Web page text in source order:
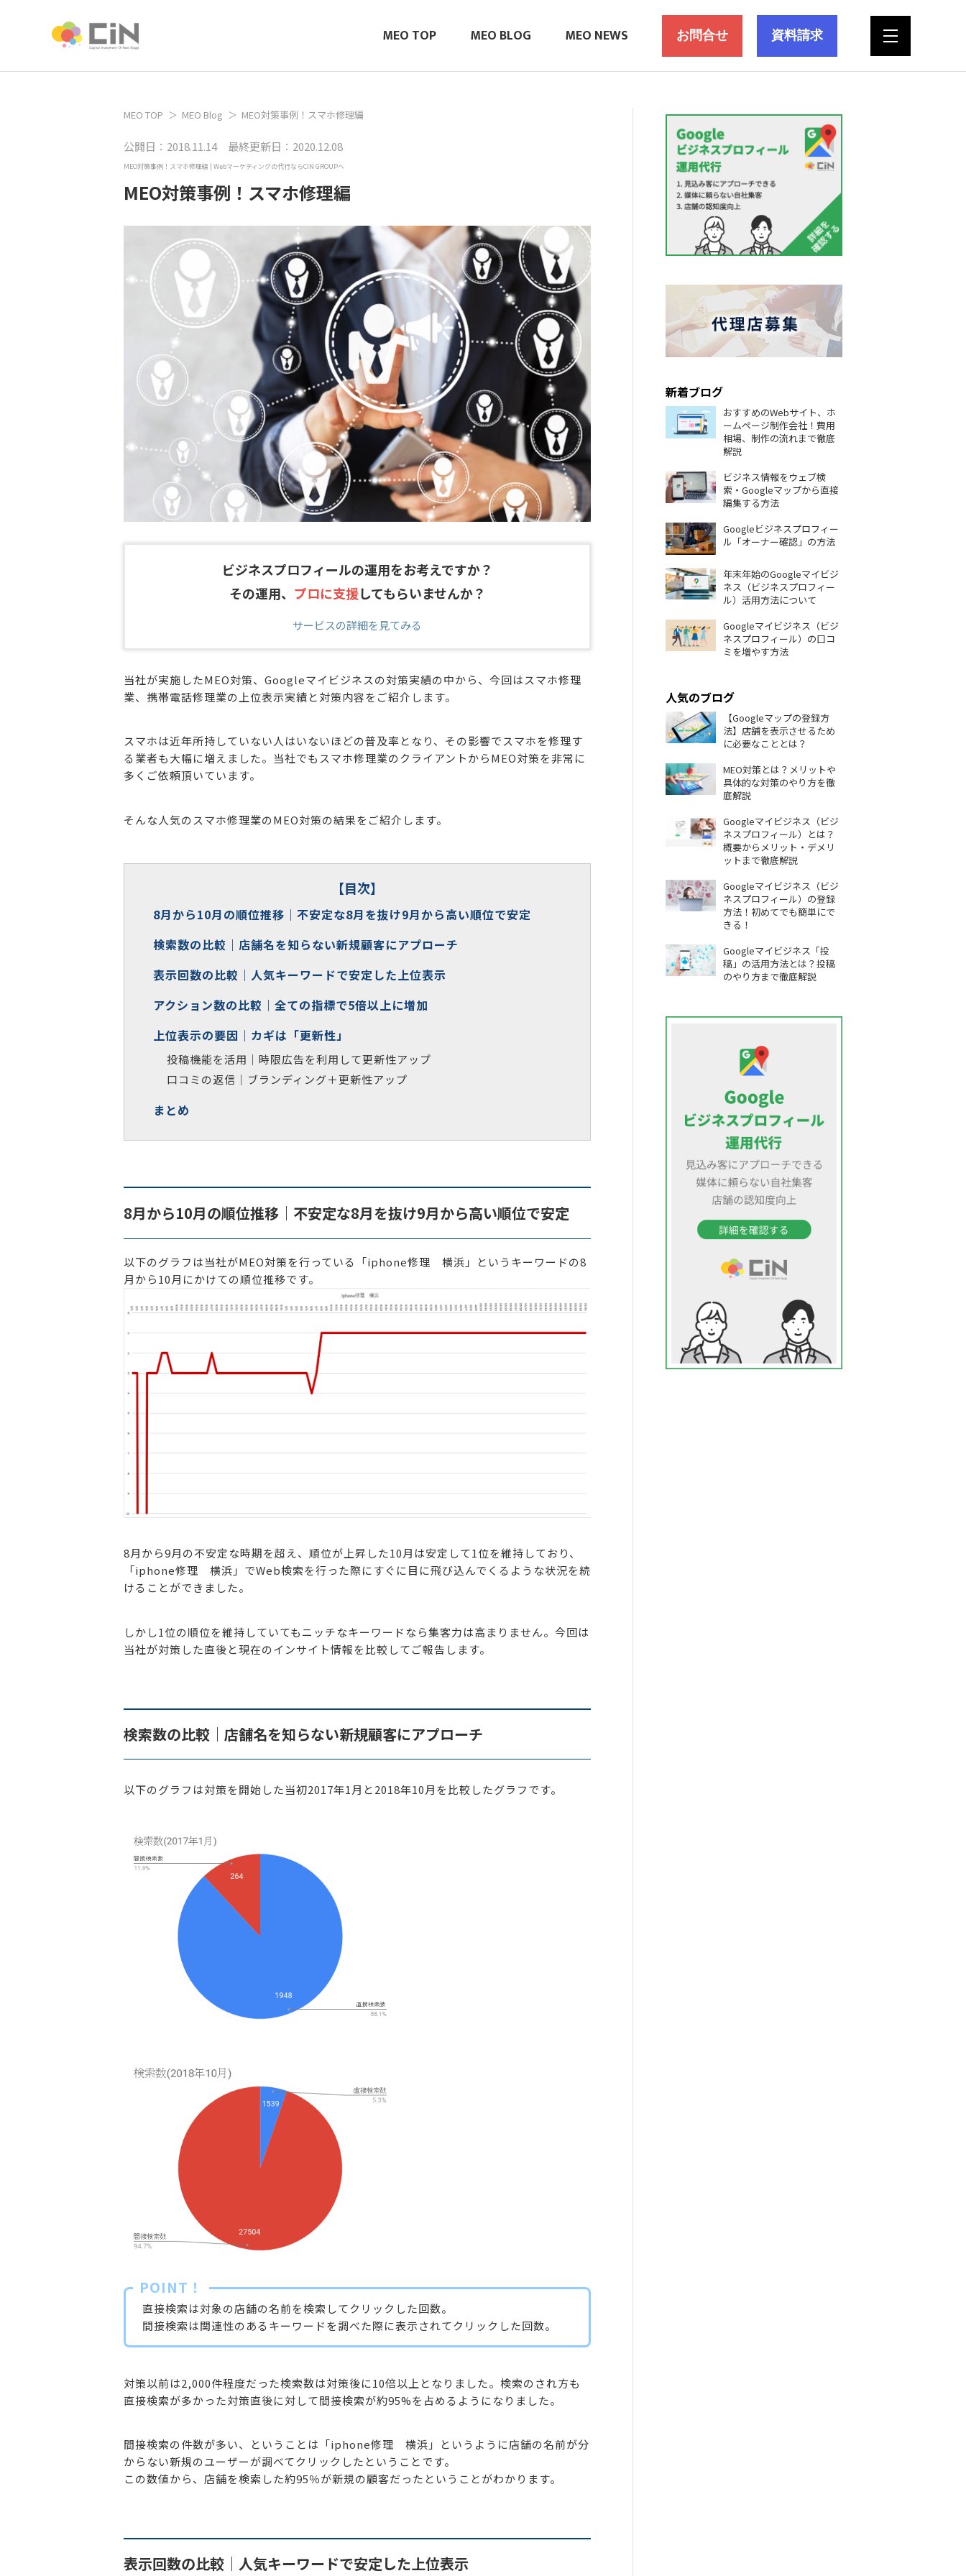
MEO TOP MEO BLOG MEO NEWS お問合せ 資料請求
MEO TOP MEO Blog MEO対策事例！スマホ修理編
公開日：2018.11.14 最終更新日：2020.12.08
MEO対策事例！スマホ修理編 | Webマーケティングの代行ならCIN GROUPへ
MEO対策事例！スマホ修理編
ビジネスプロフィールの運用をお考えですか？
その運用、 プロに支援してもらいませんか？
サービスの詳細を見てみる
当社が実施したMEO対策、Googleマイビジネスの対策実績の中から、今回はスマホ修理
業、携帯電話修理業の上位表示実績と対策内容をご紹介します。
スマホは近年所持していない人はいないほどの普及率となり、その影響でスマホを修理す
る業者も大幅に増えました。当社でもスマホ修理業のクライアントからMEO対策を非常に
多くご依頼頂いています。
そんな人気のスマホ修理業のMEO対策の結果をご紹介します。
【目次】
8月から10月の順位推移｜不安定な8月を抜け9月から高い順位で安定
検索数の比較｜店舗名を知らない新規顧客にアプローチ
表示回数の比較｜人気キーワードで安定した上位表示
アクション数の比較｜全ての指標で5倍以上に増加
上位表示の要因｜カギは「更新性」
投稿機能を活用｜時限広告を利用して更新性アップ
口コミの返信｜ブランディング＋更新性アップ
まとめ
8月から10月の順位推移｜不安定な8月を抜け9月から高い順位で安定
以下のグラフは当社がMEO対策を行っている「iphone修理 横浜」というキーワードの8
月から10月にかけての順位推移です。
8月から9月の不安定な時期を超え、順位が上昇した10月は安定して1位を維持しており、
「iphone修理 横浜」でWeb検索を行った際にすぐに目に飛び込んでくるような状況を続
けることができました。
しかし1位の順位を維持していてもニッチなキーワードなら集客力は高まりません。今回は
当社が対策した直後と現在のインサイト情報を比較してご報告します。
検索数の比較｜店舗名を知らない新規顧客にアプローチ
以下のグラフは対策を開始した当初2017年1月と2018年10月を比較したグラフです。
POINT！
直接検索は対象の店舗の名前を検索してクリックした回数。
間接検索は関連性のあるキーワードを調べた際に表示されてクリックした回数。
対策以前は2,000件程度だった検索数は対策後に10倍以上となりました。検索のされ方も
直接検索が多かった対策直後に対して間接検索が約95%を占めるようになりました。
間接検索の件数が多い、ということは「iphone修理 横浜」というように店舗の名前が分
からない新規のユーザーが調べてクリックしたということです。
この数値から、店舗を検索した約95％が新規の顧客だったということがわかります。
表示回数の比較｜人気キーワードで安定した上位表示
新着ブログ
おすすめのWebサイト、ホ
ームページ制作会社！費用
相場、制作の流れまで徹底
解説
ビジネス情報をウェブ検
索・Googleマップから直接
編集する方法
Googleビジネスプロフィー
ル「オーナー確認」の方法
年末年始のGoogleマイビジ
ネス（ビジネスプロフィー
ル）活用方法について
Googleマイビジネス（ビジ
ネスプロフィール）の口コ
ミを増やす方法
人気のブログ
【Googleマップの登録方
法】店舗を表示させるため
に必要なこととは？
MEO対策とは？メリットや
具体的な対策のやり方を徹
底解説
Googleマイビジネス（ビジ
ネスプロフィール）とは？
概要からメリット・デメリ
ットまで徹底解説
Googleマイビジネス（ビジ
ネスプロフィール）の登録
方法！初めてでも簡単にで
きる！
Googleマイビジネス「投
稿」の活用方法とは？投稿
のやり方まで徹底解説